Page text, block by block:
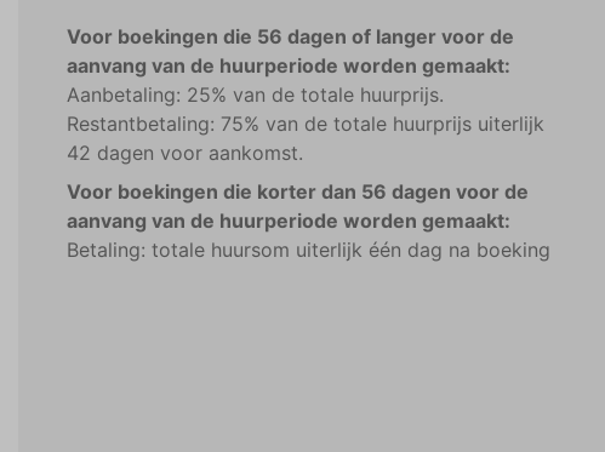
Voor boekingen die 56 dagen of langer voor de
aanvang van de huurperiode worden gemaakt:
Aanbetaling: 25% van de totale huurprijs.
Restantbetaling: 75% van de totale huurprijs uiterlijk
42 dagen voor aankomst.
Voor boekingen die korter dan 56 dagen voor de
aanvang van de huurperiode worden gemaakt:
Betaling: totale huursom uiterlijk één dag na boeking